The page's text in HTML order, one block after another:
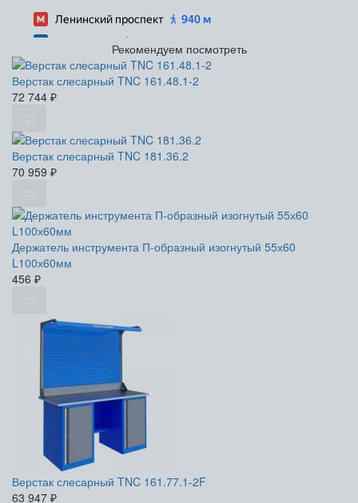
Рекомендуем посмотреть
Верстак слесарный TNC 161.48.1-2
72 744 ₽
Верстак слесарный TNC 181.36.2
70 959 ₽
Держатель инструмента П-образный изогнутый 55х60
L100х60мм
456 ₽
Верстак слесарный TNC 161.77.1-2F
63 947 ₽